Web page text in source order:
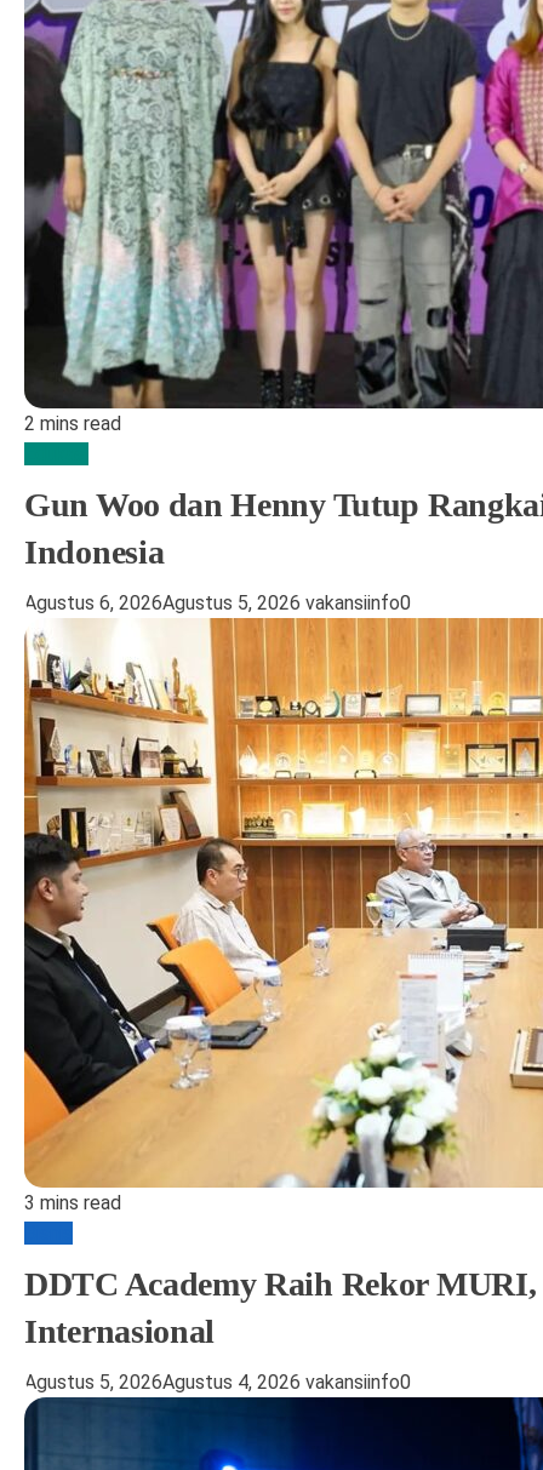
i
s
2 mins read
Gun Woo dan Henny Tutup
Indonesia
Agustus 6, 2026Agustus 5, 2026 vakansiinfo0
3 mins read
DDTC Academy Raih Rekor
Internasional
Agustus 5, 2026Agustus 4, 2026 vakansiinfo0